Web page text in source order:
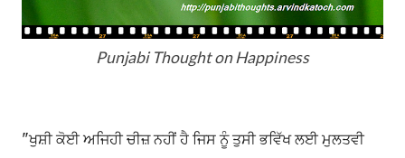
Punjabi ThoughtonHappiness
"ਖੁਸ਼ੀ ਕੋਈ ਅਜਿਹੀ ਚੀਜ਼ ਨਹੀਂ ਹੈ ਜਿਸ ਨੂੰ ਤੁਸੀ ਭਵਿੱਖ ਲਈ ਮੁਲਤਵੀ